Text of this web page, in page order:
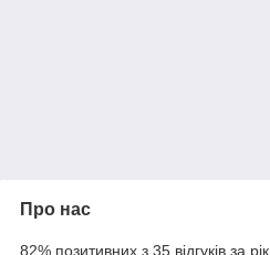
Про нас
82% позитивних з 35 відгуків за рік